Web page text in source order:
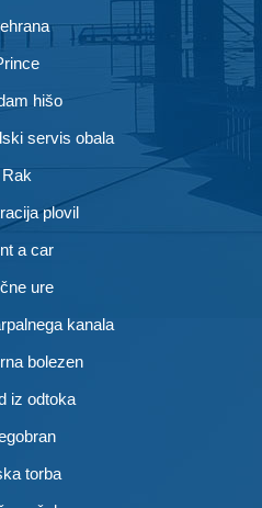
hišo
servis obala
Rak
plovil
a car
ure
kanala
bolezen
iz odtoka
torba